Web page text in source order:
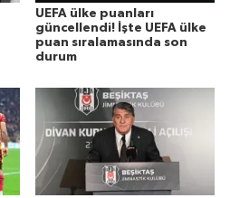
UEFA ülke puanları
güncellendi! İşte UEFA ülke
puan sıralamasında son
durum